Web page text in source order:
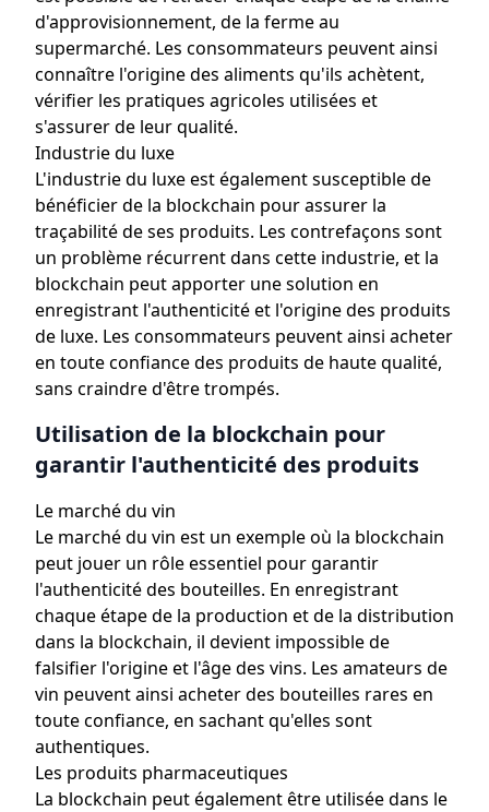
d'approvisionnement, de la ferme au
supermarché. Les consommateurs peuvent ainsi
connaître l'origine des aliments qu'ils achètent,
vérifier les pratiques agricoles utilisées et
s'assurer de leur qualité.
Industrie du luxe
L'industrie du luxe est également susceptible de
bénéficier de la blockchain pour assurer la
traçabilité de ses produits. Les contrefaçons sont
un problème récurrent dans cette industrie, et la
blockchain peut apporter une solution en
enregistrant l'authenticité et l'origine des produits
de luxe. Les consommateurs peuvent ainsi acheter
en toute confiance des produits de haute qualité,
sans craindre d'être trompés.
Utilisation de la blockchain pour
garantir l'authenticité des produits
Le marché du vin
Le marché du vin est un exemple où la blockchain
peut jouer un rôle essentiel pour garantir
l'authenticité des bouteilles. En enregistrant
chaque étape de la production et de la distribution
dans la blockchain, il devient impossible de
falsifier l'origine et l'âge des vins. Les amateurs de
vin peuvent ainsi acheter des bouteilles rares en
toute confiance, en sachant qu'elles sont
authentiques.
Les produits pharmaceutiques
La blockchain peut également être utilisée dans le